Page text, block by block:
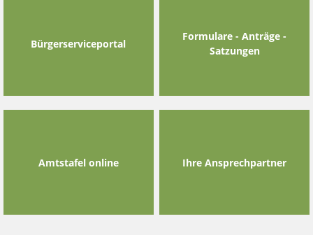
Bürgerserviceportal
Formulare - Anträge -
Satzungen
Amtstafel online Ihre Ansprechpartner